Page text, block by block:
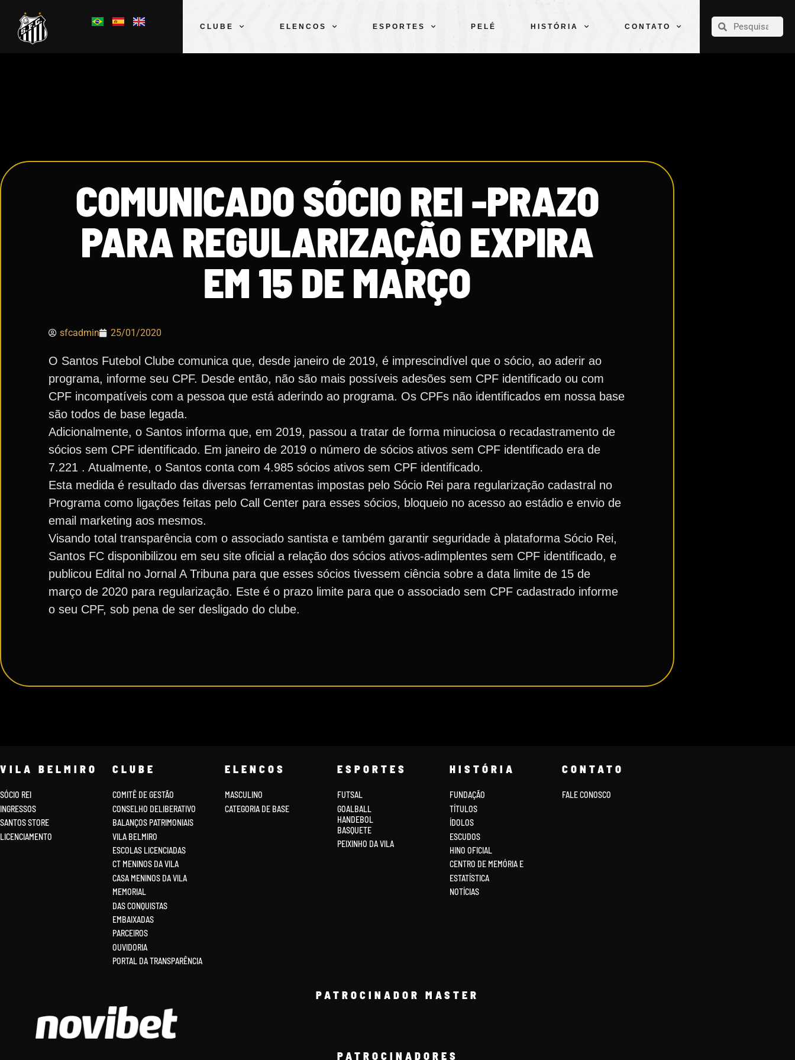
CLUBE ELENCOS ESPORTES PELÉ HISTÓRIA CONTATO
CLUBE
COMUNICADO SÓCIO REI -PRAZO
PARA REGULARIZAÇÃO EXPIRA
EM 15 DE MARÇO
sfcadmin 25/01/2020
O Santos Futebol Clube comunica que, desde janeiro de 2019, é imprescindível que o sócio, ao aderir ao
programa, informe seu CPF. Desde então, não são mais possíveis adesões sem CPF identificado ou com
CPF incompatíveis com a pessoa que está aderindo ao programa. Os CPFs não identificados em nossa base
são todos de base legada.
Adicionalmente, o Santos informa que, em 2019, passou a tratar de forma minuciosa o recadastramento de
sócios sem CPF identificado. Em janeiro de 2019 o número de sócios ativos sem CPF identificado era de
7.221 . Atualmente, o Santos conta com 4.985 sócios ativos sem CPF identificado.
Esta medida é resultado das diversas ferramentas impostas pelo Sócio Rei para regularização cadastral no
Programa como ligações feitas pelo Call Center para esses sócios, bloqueio no acesso ao estádio e envio de
email marketing aos mesmos.
Visando total transparência com o associado santista e também garantir seguridade à plataforma Sócio Rei,
Santos FC disponibilizou em seu site oficial a relação dos sócios ativos-adimplentes sem CPF identificado, e
publicou Edital no Jornal A Tribuna para que esses sócios tivessem ciência sobre a data limite de 15 de
março de 2020 para regularização. Este é o prazo limite para que o associado sem CPF cadastrado informe
o seu CPF, sob pena de ser desligado do clube.
VILA BELMIRO
SÓCIO REI
INGRESSOS
SANTOS STORE
LICENCIAMENTO
CLUBE
COMITÊ DE GESTÃO
CONSELHO DELIBERATIVO
BALANÇOS PATRIMONIAIS
VILA BELMIRO
ESCOLAS LICENCIADAS
CT MENINOS DA VILA
CASA MENINOS DA VILA
MEMORIAL
DAS CONQUISTAS
EMBAIXADAS
PARCEIROS
OUVIDORIA
PORTAL DA TRANSPARÊNCIA
ELENCOS
MASCULINO
CATEGORIA DE BASE
ESPORTES
FUTSAL
GOALBALL
HANDEBOL
BASQUETE
PEIXINHO DA VILA
HISTÓRIA
FUNDAÇÃO
TÍTULOS
ÍDOLOS
ESCUDOS
HINO OFICIAL
CENTRO DE MEMÓRIA E
ESTATÍSTICA
NOTÍCIAS
CONTATO
FALE CONOSCO
PATROCINADOR MASTER
PATROCINADORES